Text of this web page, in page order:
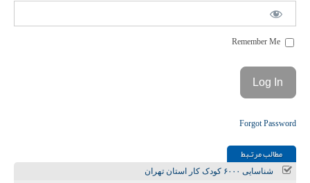
Forgot Password
مطالب مرتـبط
شناسایی ۶۰۰۰ کودک کار استان تهران